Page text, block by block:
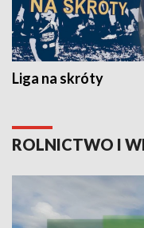
Liga na skróty
ROLNICTWO I